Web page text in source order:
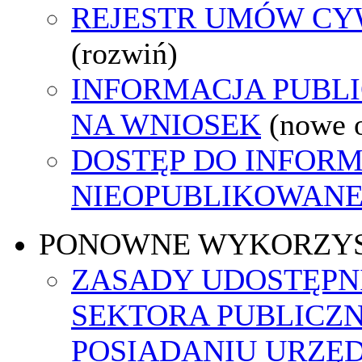
REJESTR UMÓW
(rozwiń)
INFORMACJA
NA WNIOSEK (nowe
DOSTĘP DO
PONOWNE
ZASADY
SEKTORA
POSIADANIU